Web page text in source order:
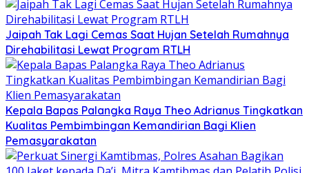
Jaipah Tak Lagi Cemas Saat Hujan Setelah Rumahnya
Direhabilitasi Lewat Program RTLH
Kepala Bapas Palangka Raya Theo Adrianus Tingkatkan
Kualitas Pembimbingan Kemandirian Bagi Klien
Pemasyarakatan